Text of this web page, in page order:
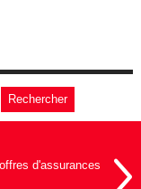
d'assurances